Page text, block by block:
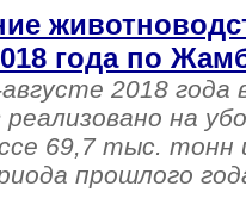
года по
2018 года
реализовано на
69,7 тыс. тонн
прошлого